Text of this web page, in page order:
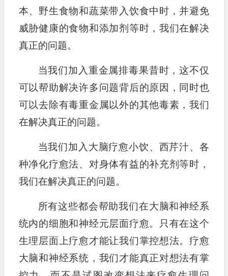
本、野生食物和蔬菜带入饮食中时，并避免
威胁健康的食物和添加剂等时，我们在解决
真正的问题。
当我们加入重金属排毒果昔时，这不仅
可以帮助解决许多问题背后的原因，同时也
可以去除有毒重金属以外的其他毒素，我们
在解决真正的问题。
当我们加入大脑疗愈小饮、西芹汁、各
种净化疗愈法、对身体有益的补充剂等时，
我们在解决真正的问题。
所有这些都会帮助我们在大脑和神经系
统内的细胞和神经元层面疗愈。只有在这个
生理层面上疗愈才能让我们掌控想法。疗愈
大脑和神经系统，我们才能真正对想法有掌